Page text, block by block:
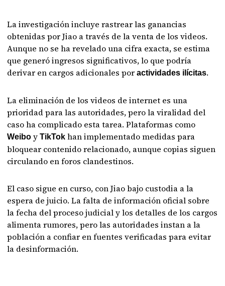
La investigación incluye rastrear las ganancias
obtenidas por Jiao a través de la venta de los videos.
Aunque no se ha revelado una cifra exacta, se estima
que generó ingresos significativos, lo que podría
derivar en cargos adicionales poractividades ilícitas.
La eliminación de los videos de internet es una
prioridad para las autoridades, pero la viralidad del
caso ha complicado esta tarea. Plataformas como
WeiboyTikTok han implementado medidas para
bloquear contenido relacionado, aunque copias siguen
circulando en foros clandestinos.
El caso sigue en curso, con Jiao bajo custodia a la
espera de juicio. La falta de información oficial sobre
la fecha del proceso judicial y los detalles de los cargos
alimenta rumores, pero las autoridades instan a la
población a confiar en fuentes verificadas para evitar
la desinformación.